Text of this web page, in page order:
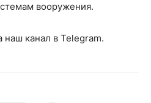
вооружения.
наш канал в Telegram.